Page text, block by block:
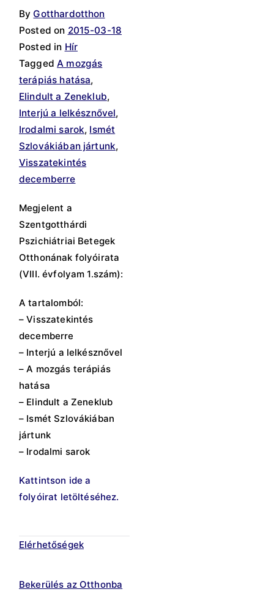
ByGotthardotthon
Posted on 2015-03-18
Posted in Hír
TaggedA mozgás
terápiás hatása,
Elindult a Zeneklub,
Interjú a lelkésznővel,
Irodalmi sarok, Ismét
Szlovákiában jártunk,
Visszatekintés
decemberre
Megjelent a
Szentgotthárdi
Pszichiátriai Betegek
Otthonának folyóirata
(VIII. évfolyam 1.szám):
A tartalomból:
– Visszatekintés
decemberre
– Interjú a lelkésznővel
– A mozgás terápiás
hatása
– Elindult a Zeneklub
– Ismét Szlovákiában
jártunk
– Irodalmi sarok
Kattintson ide a
folyóirat letöltéséhez.
Elérhetőségek
Bekerülés az Otthonba